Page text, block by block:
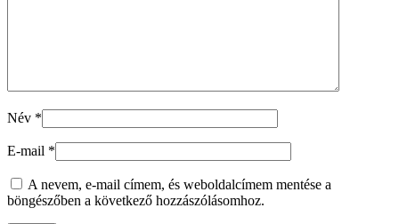
Név *
E-mail *
A nevem, e-mail címem, és weboldalcímem mentése a
böngészőben a következő hozzászólásomhoz.